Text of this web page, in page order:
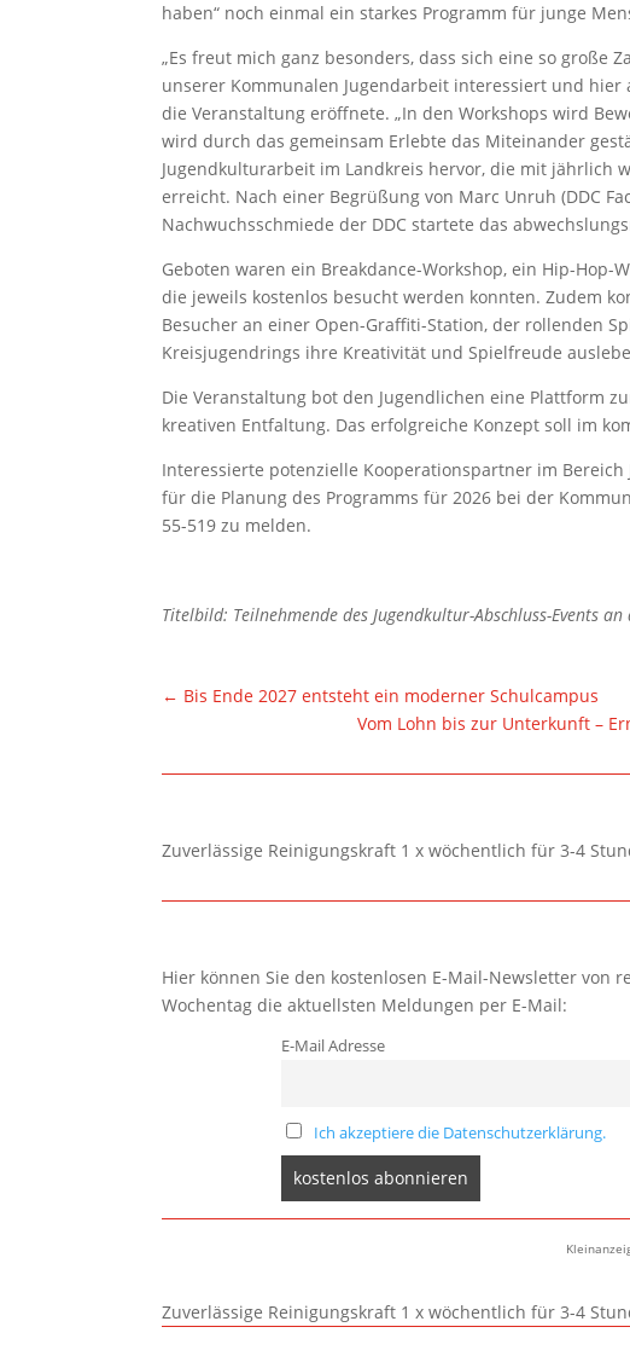
haben“ noch einmal ein starkes Programm für junge
„Es freut mich ganz besonders, dass sich eine so große
unserer Kommunalen Jugendarbeit interessiert und hier
die Veranstaltung eröffnete. „In den Workshops wird
wird durch das gemeinsam Erlebte das Miteinander
Jugendkulturarbeit im Landkreis hervor, die mit jährlich
erreicht. Nach einer Begrüßung von Marc Unruh (DDC
Nachwuchsschmiede der DDC startete das
Geboten waren ein Breakdance-Workshop, ein Hip-Hop-
die jeweils kostenlos besucht werden konnten. Zudem
Besucher an einer Open-Graffiti-Station, der rollenden
Kreisjugendrings ihre Kreativität und Spielfreude
Die Veranstaltung bot den Jugendlichen eine Plattform
kreativen Entfaltung. Das erfolgreiche Konzept soll im
Interessierte potenzielle Kooperationspartner im
für die Planung des Programms für 2026 bei der
55-519 zu melden.
Titelbild: Teilnehmende des Jugendkultur-Abschluss-Events
← Bis Ende 2027 entsteht ein moderner Schulcampus
Vom Lohn bis zur Unterkunft –
Zuverlässige Reinigungskraft 1 x wöchentlich für 3-4
Hier können Sie den kostenlosen E-Mail-Newsletter von
Wochentag die aktuellsten Meldungen per E-Mail:
E-Mail Adresse
Ich akzeptiere die Datenschutzerklärung.
Zuverlässige Reinigungskraft 1 x wöchentlich für 3-4